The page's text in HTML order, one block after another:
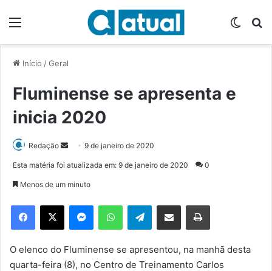
Início /Geral
Fluminense se apresenta e
inicia 2020
Redação
d
e
m
e
-
9 de janeiro de 2020
Esta matéria foi atualizada em: 9 de janeiro de 2020 0
Menos de um minuto
Telegram
O elenco do Fluminense se apresentou, na manhã desta
quarta-feira (8), no Centro de Treinamento Carlos